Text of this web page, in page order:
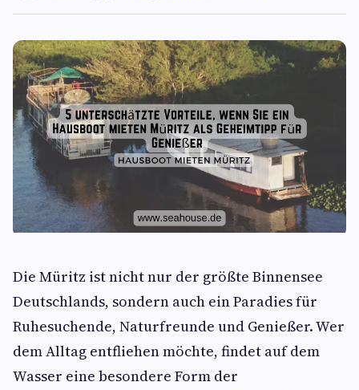
Die Müritz ist nicht nur der größte Binnensee
Deutschlands, sondern auch ein Paradies für
Ruhesuchende, Naturfreunde und Genießer. Wer
dem Alltag entfliehen möchte, findet auf dem
Wasser eine besondere Form der